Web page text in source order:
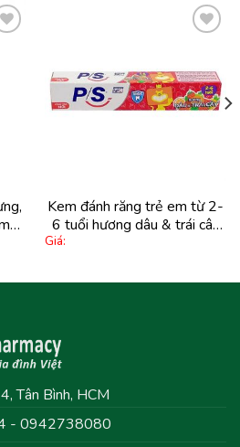
Thêm
vào
yêu
Kem đánh răng trẻ em từ 2-
6 tuổi hương dâu & trái cây
Giá:
Tân Bình, HCM
- 0942738080